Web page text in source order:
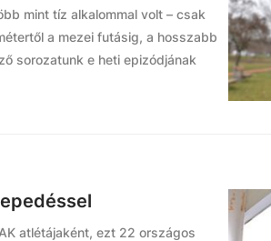
mint tíz alkalommal volt – csak
a mezei futásig, a hosszabb
sorozatunk e heti epizódjának
atlétájaként, ezt 22 országos